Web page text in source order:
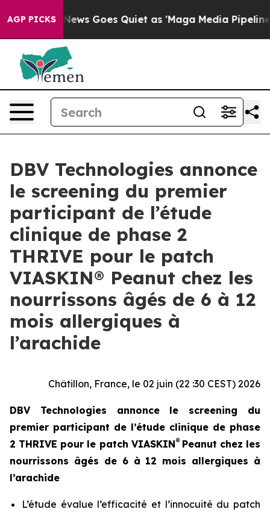
AGP PICKS
News Goes Quiet as 'Maga Media Pipeline'
DBV Technologies annonce
le screening du premier
participant de l’étude
clinique de phase 2
THRIVE pour le patch
VIASKIN® Peanut chez les
nourrissons âgés de 6 à 12
mois allergiques à
l’arachide
Châtillon, France, le 02 juin (22 :30 CEST) 2026
DBV Technologies annonce le screening du
premier participant de l’étude clinique de phase
2 THRIVE pour le patch VIASKIN® Peanut chez les
nourrissons âgés de 6 à 12 mois allergiques à
l’arachide
L’étude évalue l’efficacité et l’innocuité du patch